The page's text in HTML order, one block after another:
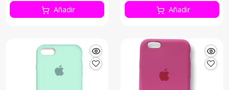
Añadir Añadir